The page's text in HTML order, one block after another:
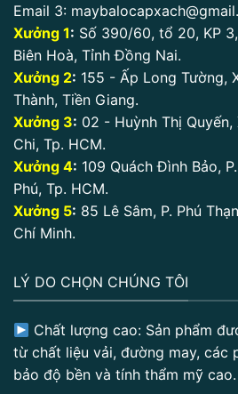
Email 3:
Xưởng 1: Số 390/60, tổ 20, KP
Biên Hoà, Tỉnh Đồng Nai.
Xưởng 2: 155 - Ấp Long Tường,
Thành, Tiền Giang.
Xưởng 3: 02 - Huỳnh Thị Quyến,
Chi, Tp. HCM.
Xưởng 4: 109 Quách Đình Bảo,
Phú, Tp. HCM.
Xưởng 5: 85 Lê Sâm, P. Phú
Chí Minh.
LÝ DO CHỌN CHÚNG TÔI
Chất lượng cao: Sản phẩm
từ chất liệu vải, đường may, các
bảo độ bền và tính thẩm mỹ cao.